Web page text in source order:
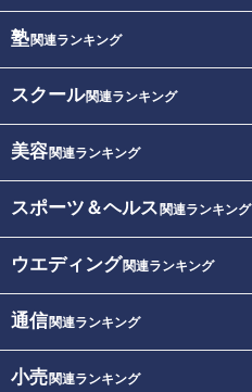
塾関連ランキング
スクール関連ランキング
美容関連ランキング
スポーツ＆ヘルス 関連ランキング
ウエディング関連ランキング
通信関連ランキング
小売関連ランキング